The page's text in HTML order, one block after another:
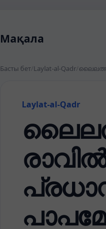
Мақала
Басты бет/Laylat-al-Qadr/
Laylat-al-Qadr